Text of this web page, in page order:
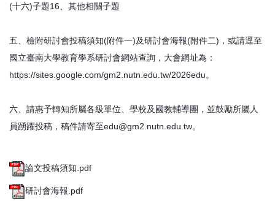
(十六)子題16、其他相關子題
五、檢附研討會投稿須知(附件一)及研討會海報(附件二)，或請逕至
國立臺南大學教育學系研討會網站查詢，大會網址為：
https://sites.google.com/gm2.nutn.edu.tw/2026edu。
六、請惠予轉知所屬各級單位、學校及國教輔導團，並鼓勵所屬人
員踴躍投稿，稿件請寄至edu@gm2.nutn.edu.tw。
論文投稿須知.pdf
研討會海報.pdf